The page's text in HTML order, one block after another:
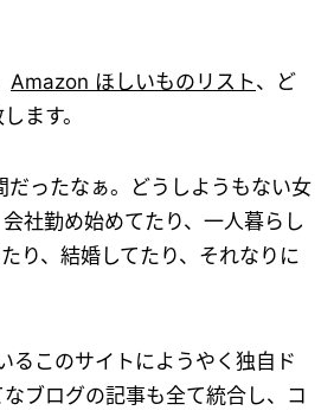
Amazon ほしいものリスト、ど
ます。
だったなぁ。どうしようもない女
社勤め始めてたり、一人暮らし
り、結婚してたり、それなりに
るこのサイトにようやく独自ド
ブログの記事も全て統合し、コ